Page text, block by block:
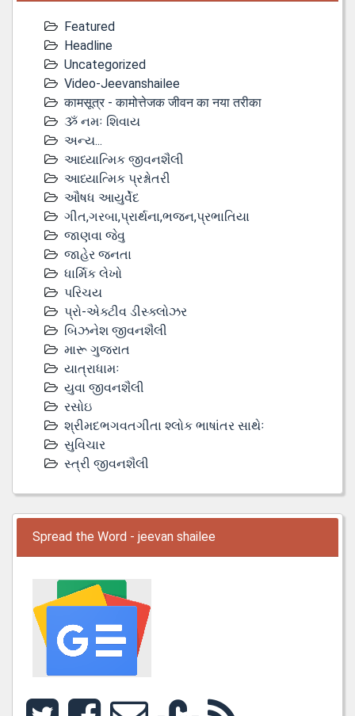
Featured
Headline
Uncategorized
Video-Jeevanshailee
कामसूत्र - कामोत्तेजक जीवन का नया तरीका
ૐ નમઃ શિવાય
અન્ય...
આધ્યાત્મિક જીવનશૈલી
આધ્યાત્મિક પ્રશ્નોતરી
ઔષધ આયુર્વેદ
ગીત,ગરબા,પ્રાર્થના,ભજન,પ્રભાતિયા
જાણવા જેવુ
જાહેર જનતા
ધાર્મિક લેખો
પરિચય
પ્રો-એક્ટીવ ડીસ્‍ક્લોઝર
બિઝનેશ જીવનશૈલી
મારૂ ગુજરાત
યાત્રાધામઃ
યુવા જીવનશૈલી
રસોઇ
શ્રીમદભગવતગીતા શ્લોક ભાષાંતર સાથેઃ
સુવિચાર
સ્ત્રી જીવનશૈલી
Spread the Word - jeevan shailee